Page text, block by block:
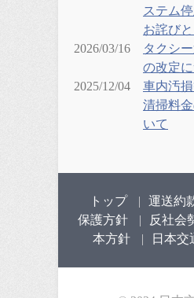
ステム
お詫び
2026/03/16
タクシ
の改定
2025/12/04
車内汚
清掃料
いて
トップ 運送約
保護方針
反社会
本方針
日本交